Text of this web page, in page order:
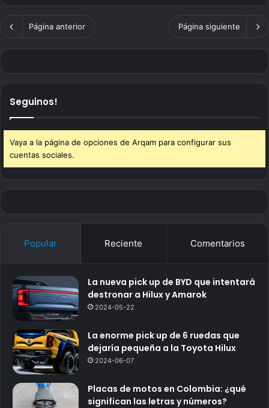
Página anterior Página siguiente
Seguinos!
Vaya a la página de opciones de Arqam para configurar sus
cuentas sociales.
Popular Reciente Comentarios
La nueva pick up de BYD que intentará
destronar a Hilux y Amarok
2024-05-22
La enorme pick up de 6 ruedas que
dejaría pequeña a la Toyota Hilux
2024-06-07
Placas de motos en Colombia: ¿qué
significan las letras y números?